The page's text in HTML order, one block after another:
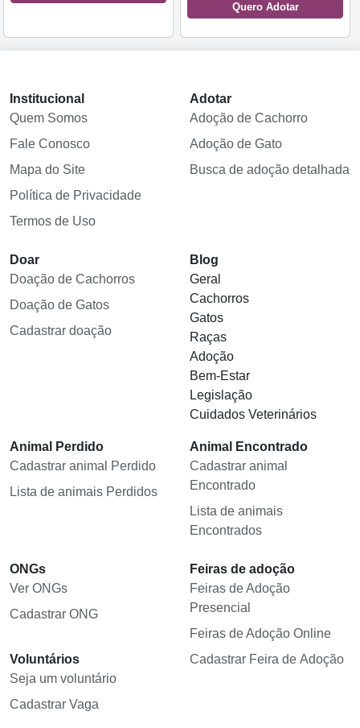
Quero Adotar
Institucional
Quem Somos
Fale Conosco
Mapa do Site
Política de Privacidade
Termos de Uso
Adotar
Adoção de Cachorro
Adoção de Gato
Busca de adoção detalhada
Doar
Doação de Cachorros
Doação de Gatos
Cadastrar doação
Blog
Geral
Cachorros
Gatos
Raças
Adoção
Bem-Estar
Legislação
Cuidados Veterinários
Animal Perdido
Cadastrar animal Perdido
Lista de animais Perdidos
Animal Encontrado
Cadastrar animal
Encontrado
Lista de animais
Encontrados
ONGs
Ver ONGs
Cadastrar ONG
Voluntários
Seja um voluntário
Cadastrar Vaga
Feiras de adoção
Feiras de Adoção
Presencial
Feiras de Adoção Online
Cadastrar Feira de Adoção